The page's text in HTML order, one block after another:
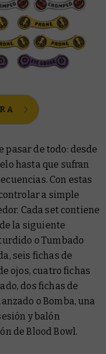
pasar de todo: desde
hasta que sufran
Con estas
a simple
Cada set contiene
la siguiente
o Tumbado
seis fichas de
ojos, cuatro fichas
dos fichas de
o Bomba, una
y balón
de Blood Bowl.